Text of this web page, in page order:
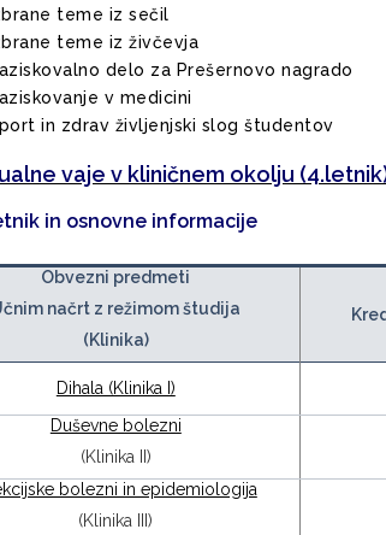
teme iz sečil
teme iz živčevja
delo za Prešernovo nagrado
v medicini
in zdrav življenjski slog študentov
vaje v kliničnem okolju
in osnovne informacije
Obvezni predmeti
načrt z režimom študija
(Klinika)
Dihala (Klinika I)
Duševne bolezni
(Klinika II)
bolezni in epidemiologija
(Klinika III)